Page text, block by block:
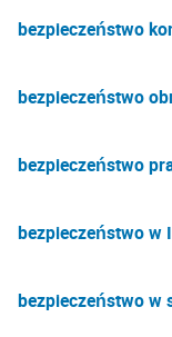
bezpieczeństwo
bezpieczeństwo
bezpieczeństwo
bezpieczeństwo w
bezpieczeństwo w